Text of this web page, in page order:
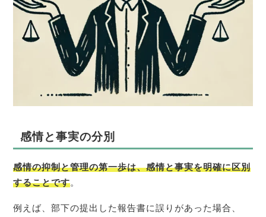
感情と事実の分別
感情の抑制と管理の第一歩は、感情と事実を明確に区別
することです。
例えば、部下の提出した報告書に誤りがあった場合、